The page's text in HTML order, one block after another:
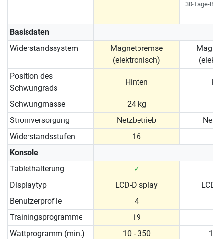
30-Tage-
Basisdaten
Widerstandssystem
Magnetbremse
(elektronisch)
Position des
Schwungrads
Hinten
Schwungmasse 24 kg
Stromversorgung
Netzbetrieb
Widerstandsstufen
16
Konsole
Tablethalterung
✓
Displaytyp
LCD-Display
Benutzerprofile
4
Trainingsprogramme
19
Wattprogramm (min.)
10 - 350
10